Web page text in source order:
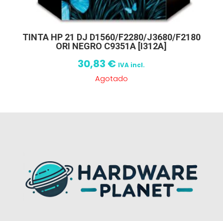
TINTA HP 21 DJ D1560/F2280/J3680/F2180
ORI NEGRO C9351A [I312A]
30,83 € IVA incl.
Agotado